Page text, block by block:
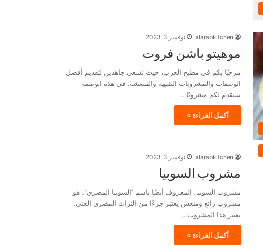
alarabkitchen نوفمبر 3, 2023
موهيتو باشن فروت
مرحبًا بكم في مطبخ العرب، حيث نسعى جاهدين لتقديم أفضل
الوصفات والمشروبات الشهية والمنعشة. في هذه الوصفة
سنقدم لكم مشروبًا…
أكمل القراءة »
alarabkitchen نوفمبر 3, 2023
مشروب السوبيا
مشروب السوبيا، المعروف أيضًا باسم “السوبيا المصري”، هو
مشروب رائع ومنعش يعتبر جزءًا من التراث المصري الغني.
يعتبر هذا المشروب…
أكمل القراءة »